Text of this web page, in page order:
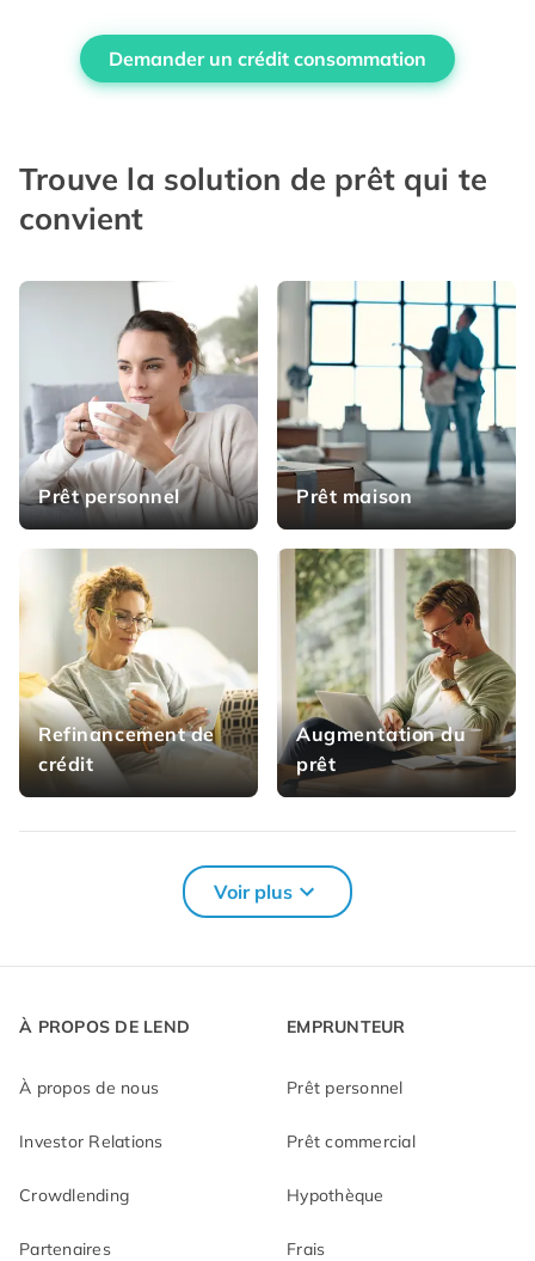
Demander un crédit consommation
Trouve la solution de prêt qui te
convient
Prêt personnel Prêt maison
Refinancement de
crédit
Augmentation du
prêt
Plus de solutions de prêt pour toi
carte de crédit
Voir plus
À PROPOS DE LEND
À propos de nous
Investor Relations
Crowdlending
Partenaires
EMPRUNTEUR
Prêt personnel
Prêt commercial
Hypothèque
Frais